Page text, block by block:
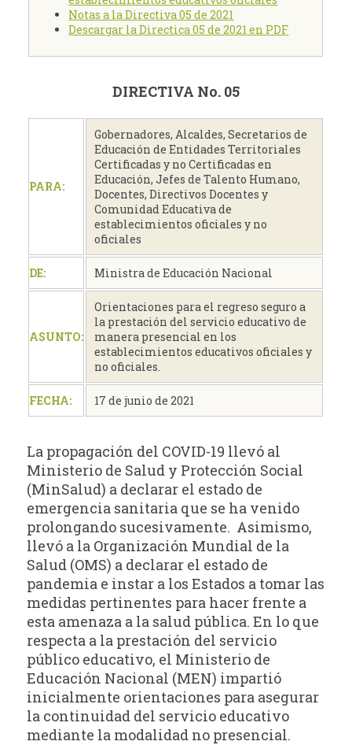
Notas a la Directiva 05 de 2021
Descargar la Directica 05 de 2021 en PDF
DIRECTIVA No. 05
PARA:
Gobernadores, Alcaldes, Secretarios de
Educación de Entidades Territoriales
Certificadas y no Certificadas en
Educación, Jefes de Talento Humano,
Docentes, Directivos Docentes y
Comunidad Educativa de
establecimientos oficiales y no
oficiales
DE: Ministra de Educación Nacional
ASUNTO:
Orientaciones para el regreso seguro a
la prestación del servicio educativo de
manera presencial en los
establecimientos educativos oficiales y
no oficiales.
FECHA: 17 de junio de 2021
La propagación del COVID-19 llevó al
Ministerio de Salud y Protección Social
(MinSalud) a declarar el estado de
emergencia sanitaria que se ha venido
prolongando sucesivamente. Asimismo,
llevó a la Organización Mundial de la
Salud (OMS) a declarar el estado de
pandemia e instar a los Estados a tomar las
medidas pertinentes para hacer frente a
esta amenaza a la salud pública. En lo que
respecta a la prestación del servicio
público educativo, el Ministerio de
Educación Nacional (MEN) impartió
inicialmente orientaciones para asegurar
la continuidad del servicio educativo
mediante la modalidad no presencial.